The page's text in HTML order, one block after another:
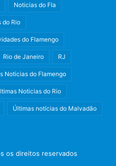
Noticias do Fla
do Rio
do Flamengo
Rio de Janeiro RJ
Noticias do Flamengo
Noticias do Rio
Últimas notícias do Malvadão
os direitos reservados